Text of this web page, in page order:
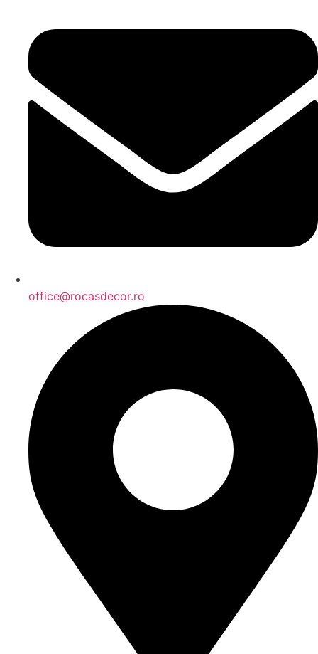
office@rocasdecor.ro